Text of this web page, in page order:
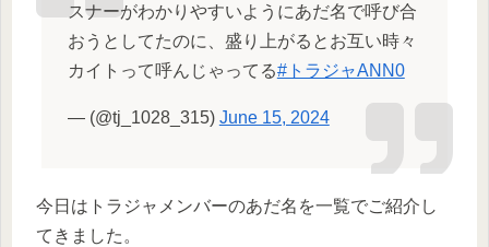
スナーがわかりやすいようにあだ名で呼び合
おうとしてたのに、盛り上がるとお互い時々
カイトって呼んじゃってる#トラジャANN0
— (@tj_1028_315) June 15, 2024
今日はトラジャメンバーのあだ名を一覧でご紹介し
てきました。